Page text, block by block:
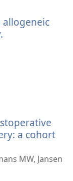
a cohort
MW, Jansen